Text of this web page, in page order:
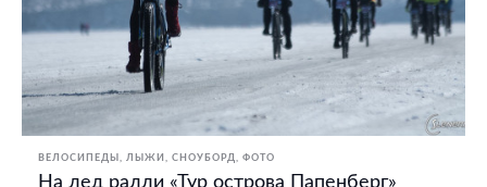
ВЕЛОСИПЕДЫ ЛЫЖИ, СНОУБОРД ФОТО